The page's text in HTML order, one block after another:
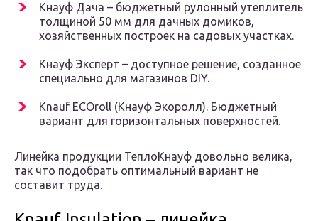
Кнауф Дача – бюджетный рулонный утеплитель
толщиной 50 мм для дачных домиков,
хозяйственных построек на садовых участках.
Кнауф Эксперт – доступное решение, созданное
специально для магазинов DIY.
Knauf ECOroll (Кнауф Экоролл). Бюджетный
вариант для горизонтальных поверхностей.
Линейка продукции ТеплоКнауф довольно велика,
так что подобрать оптимальный вариант не
составит труда.